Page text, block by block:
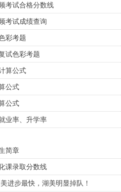
考试合格分数线
考试成绩查询
彩考题
试色彩考题
算公式
公式
公式
业率、升学率
简章
课录取分数线
进步最快，湖美明显掉队！